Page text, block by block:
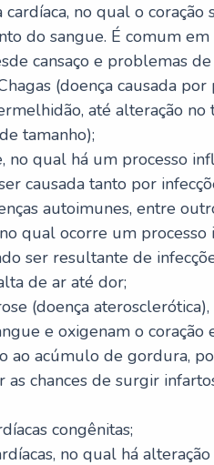
cardíaca, no qual o
do sangue. É comum
cansaço e problemas
(doença causada
até alteração
tamanho);
no qual há um processo
causada tanto por
autoimunes, entre
qual ocorre um
ser resultante de
de ar até dor;
(doença
e oxigenam o
ao acúmulo de gordura,
as chances de surgir
congênitas;
no qual há